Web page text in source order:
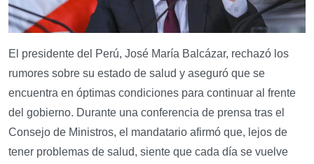
El presidente del Perú, José María Balcázar, rechazó los
rumores sobre su estado de salud y aseguró que se
encuentra en óptimas condiciones para continuar al frente
del gobierno. Durante una conferencia de prensa tras el
Consejo de Ministros, el mandatario afirmó que, lejos de
tener problemas de salud, siente que cada día se vuelve